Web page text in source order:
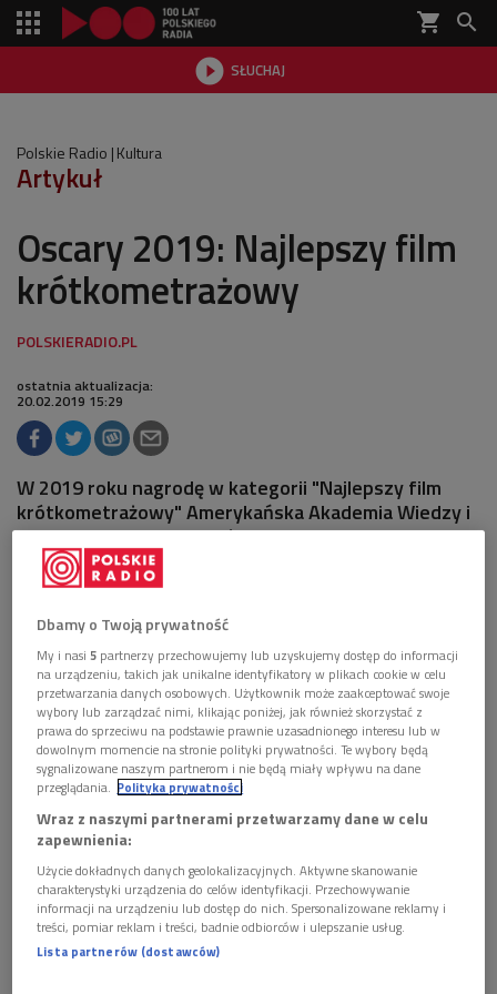
shopping_cart 
 SŁUCHAJ

Polskie Radio Kultura
Artykuł
Oscary 2019: Najlepszy film
krótkometrażowy
ostatnia aktualizacja:
20.02.2019 15:29
W 2019 roku nagrodę w kategorii "Najlepszy film
krótkometrażowy" Amerykańska Akademia Wiedzy i
Sztuki Filmowej przyznała filmowi "Skin".
MABANGLO
Nagroda w kategorii "Najlepszy film
krótkometrażowy" powędrował w ręce twórców
Dbamy o Twoją prywatność
My i nasi5 partnerzy przechowujemy lub uzyskujemy dostęp do informacji
na urządzeniu, takich jak unikalne identyfikatory w plikach cookie w celu
przetwarzania danych osobowych. Użytkownik może zaakceptować swoje
wybory lub zarządzać nimi, klikając poniżej, jak również skorzystać z
prawa do sprzeciwu na podstawie prawnie uzasadnionego interesu lub w
dowolnym momencie na stronie polityki prywatności. Te wybory będą
sygnalizowane naszym partnerom i nie będą miały wpływu na dane
przeglądania. Polityka prywatności
Wraz z naszymi partnerami przetwarzamy dane w celu
zapewnienia:
Użycie dokładnych danych geolokalizacyjnych. Aktywne skanowanie
charakterystyki urządzenia do celów identyfikacji. Przechowywanie
informacji na urządzeniu lub dostęp do nich. Spersonalizowane reklamy i
treści, pomiar reklam i treści, badnie odbiorców i ulepszanie usług.
Lista partnerów (dostawców)